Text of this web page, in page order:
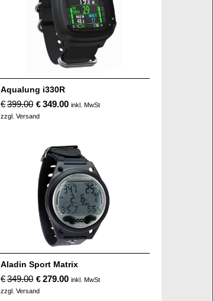
Aqualung i330R
€399.00 €349.00 inkl. MwSt
zzgl. Versand
Aladin Sport Matrix
€349.00 €279.00 inkl. MwSt
zzgl. Versand